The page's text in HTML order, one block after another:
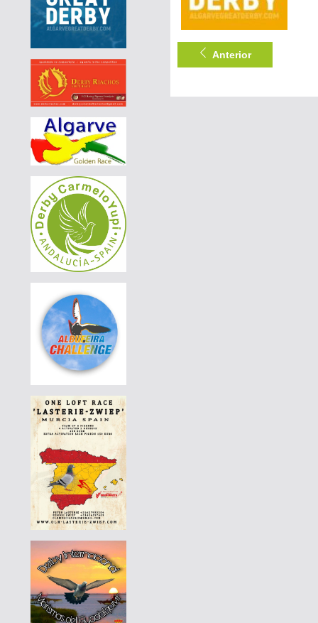
AVELAR & AVELAR
PT-4420351-24|150 EUR
PT-4420351-24|140 EUR
AVELAR & AVELAR
PT-4420351-24|130 EUR
AVELAR & AVELAR
PT-4420351-24|120 EUR
AVELAR & AVELAR
PT-6117506-26| 60 EUR
DERBY BORRACHOS 2026 - 3B
PT-6297503-26|55 EUR
DERBY BORRACHOS 2026 - 3B
PT-6069019-26|60 EUR
DE-25-016-789|65 EUR
AGD WINTER RACE 2026 - 13C
Anterior